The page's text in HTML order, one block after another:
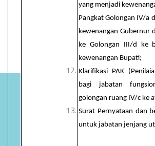
yang menjadi
Pangkat Golongan IV/a
kewenangan Gubernur
ke Golongan III/d ke
kewenangan Bupati;
Klarifikasi PAK
bagi jabatan
golongan ruang IV/c ke
Surat Pernyataan dan
untuk jabatan jenjang